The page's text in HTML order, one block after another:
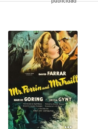
--